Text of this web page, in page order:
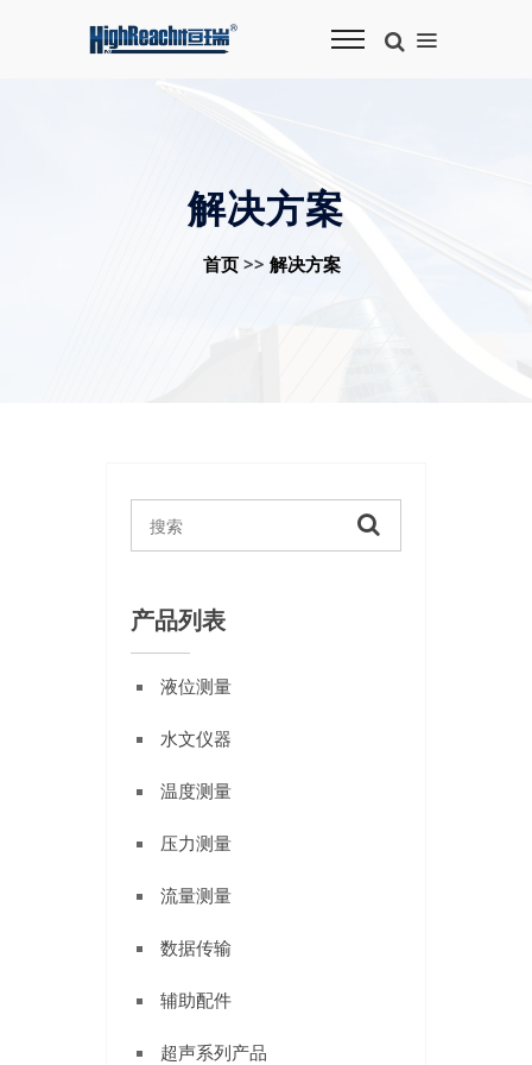
解决方案
首页 >> 解决方案
产品列表
液位测量
水文仪器
温度测量
压力测量
流量测量
数据传输
辅助配件
超声系列产品